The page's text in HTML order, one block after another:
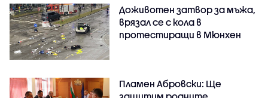
Доживотен затвор за мъжа,
врязал се с кола в
протестиращи в Мюнхен
Пламен Абровски: Ще